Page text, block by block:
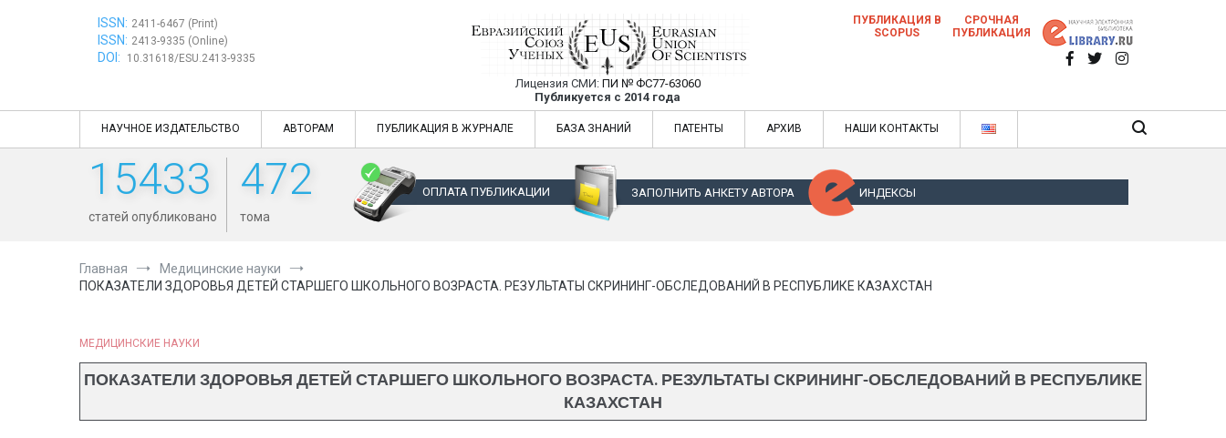
ISSN: 2411-6467 (Print)
ISSN: 2413-9335 (Online)
DOI: 10.31618/ESU.2413-9335
Евразийский Союз Ученых — публикация научных статей в ежемесячном научном
журнале
Лицензия СМИ: ПИ № ФС77-63060
Публикуется с 2014 года
Евразийский Союз Ученых — публикация научных статей в ежемесячном научном журнале
ПУБЛИКАЦИЯ В
SCOPUS
СРОЧНАЯ
ПУБЛИКАЦИЯ
НАУЧНОЕ ИЗДАТЕЛЬСТВО АВТОРАМ ПУБЛИКАЦИЯ В ЖУРНАЛЕ БАЗА ЗНАНИЙ ПАТЕНТЫ АРХИВ НАШИ КОНТАКТЫ
15433
статей опубликовано
472
тома
ОПЛАТА ПУБЛИКАЦИИ ЗАПОЛНИТЬ АНКЕТУ АВТОРА ИНДЕКСЫ
Главная
Медицинские науки
ПОКАЗАТЕЛИ ЗДОРОВЬЯ ДЕТЕЙ СТАРШЕГО ШКОЛЬНОГО ВОЗРАСТА. РЕЗУЛЬТАТЫ СКРИНИНГ-ОБСЛЕДОВАНИЙ В РЕСПУБЛИКЕ КАЗАХСТАН
МЕДИЦИНСКИЕ НАУКИ
ПОКАЗАТЕЛИ ЗДОРОВЬЯ ДЕТЕЙ СТАРШЕГО ШКОЛЬНОГО ВОЗРАСТА. РЕЗУЛЬТАТЫ СКРИНИНГ-ОБСЛЕДОВАНИЙ В РЕСПУБЛИКЕ
КАЗАХСТАН